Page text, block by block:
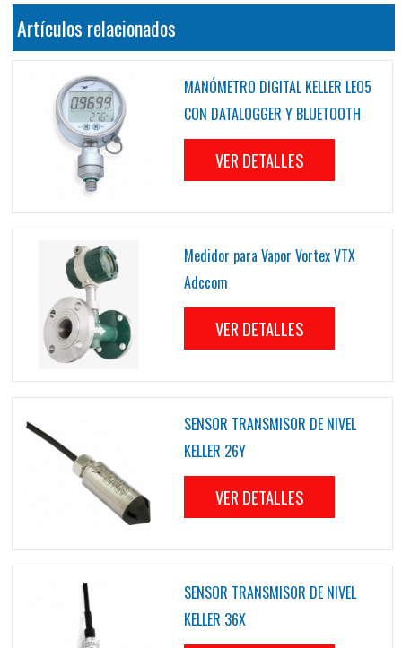
Artículos relacionados
MANÓMETRO DIGITAL KELLER LEO5
CON DATALOGGER Y BLUETOOTH
VER DETALLES
Medidor para Vapor Vortex VTX
Adccom
VER DETALLES
SENSOR TRANSMISOR DE NIVEL
KELLER 26Y
VER DETALLES
SENSOR TRANSMISOR DE NIVEL
KELLER 36X